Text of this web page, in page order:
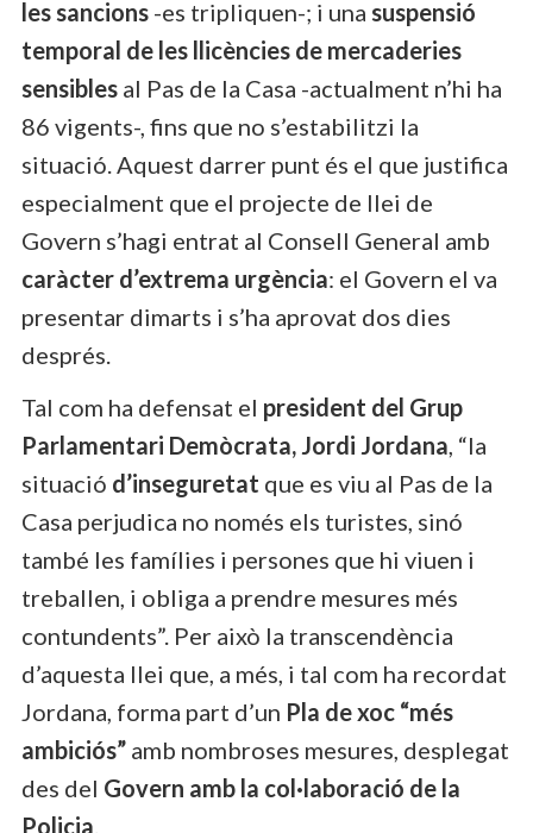
les sancions -es tripliquen-; i una suspensió
temporal de les llicències de mercaderies
sensibles al Pas de la Casa -actualment n’hi ha
86 vigents-, fins que no s’estabilitzi la
situació. Aquest darrer punt és el que justifica
especialment que el projecte de llei de
Govern s’hagi entrat al Consell General amb
caràcter d’extrema urgència: el Govern el va
presentar dimarts i s’ha aprovat dos dies
després.
Tal com ha defensat el president del Grup
Parlamentari Demòcrata, Jordi Jordana, “la
situació d’inseguretat que es viu al Pas de la
Casa perjudica no només els turistes, sinó
també les famílies i persones que hi viuen i
treballen, i obliga a prendre mesures més
contundents”. Per això la transcendència
d’aquesta llei que, a més, i tal com ha recordat
Jordana, forma part d’un Pla de xoc “més
ambiciós” amb nombroses mesures, desplegat
des del Govern amb la col·laboració de la
Policia